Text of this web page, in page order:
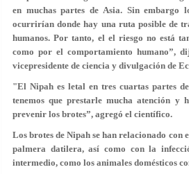
en muchas partes de Asia. Sin embargo
ocurrirían donde hay una ruta posible de
humanos. Por tanto, el el riesgo no está
como por el comportamiento humano”,
vicepresidente de ciencia y divulgación de
"El Nipah es letal en tres cuartas partes
tenemos que prestarle mucha atención y
prevenir los brotes”, agregó el científico.
Los brotes de Nipah se han relacionado con
palmera datilera, así como con la
intermedio, como los animales domésticos